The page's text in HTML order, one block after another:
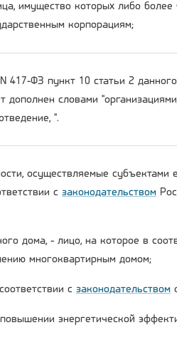
имущество которых либо
корпорациям;
417-ФЗ пункт 10 статьи 2
дополнен словами
".
осуществляемые субъектами
с законодательством
дома, - лицо, на которое в
многоквартирным домом;
с законодательством
энергетической